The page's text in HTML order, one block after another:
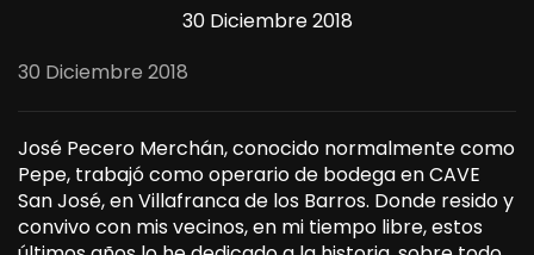
30 Diciembre 2018
30 Diciembre 2018
José Pecero Merchán, conocido normalmente como
Pepe, trabajó como operario de bodega en CAVE
San José, en Villafranca de los Barros. Donde resido y
convivo con mis vecinos, en mi tiempo libre, estos